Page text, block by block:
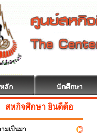
ลัก นักศึกษา
จศึกษา ยินดีต้อนรับ
มเป็นมา